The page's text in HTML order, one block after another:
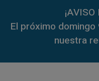
El próximo
nuestra